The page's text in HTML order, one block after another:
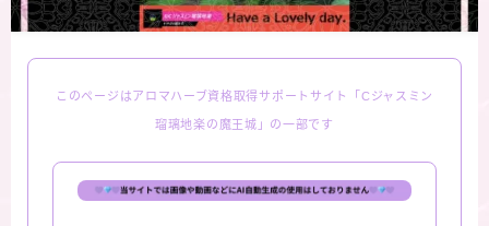
おすすめ商品＆レビュー
★スペシャルアロマハーブ４択クイズ (kindle出
版限定)
このページはアロマハーブ資格取得サポートサイト「Cジャスミン
瑠璃地楽の魔王城」の一部です